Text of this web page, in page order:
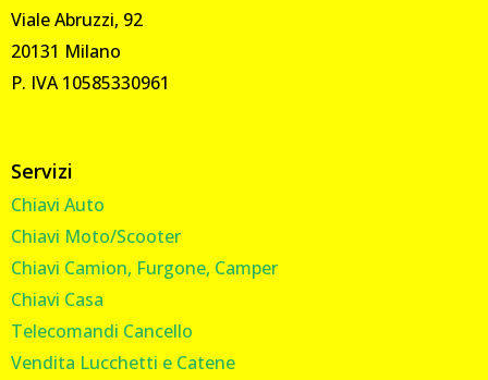
Viale Abruzzi, 92
20131 Milano
P. IVA 10585330961
Servizi
Chiavi Auto
Chiavi Moto/Scooter
Chiavi Camion, Furgone, Camper
Chiavi Casa
Telecomandi Cancello
Vendita Lucchetti e Catene